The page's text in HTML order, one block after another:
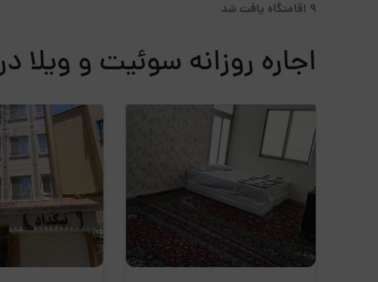
9 اقامتگاه یافت شد
اجاره روزانه سوئیت و ویلا